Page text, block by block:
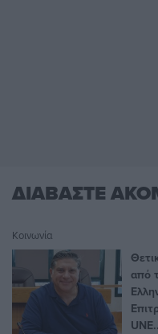
ΔΙΑΒΑΣΤΕ
Κοινωνία
από